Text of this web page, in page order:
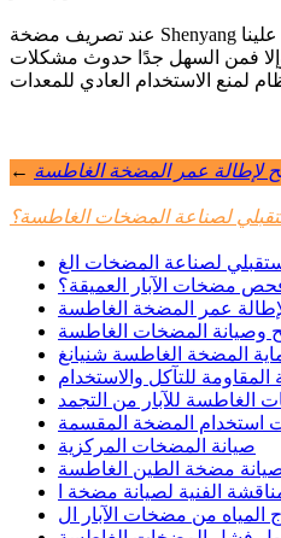
عند تصريف مضخة Shenyang الغاطسة للآبار العميقة ، يجب علينا
وإلا فمن السهل جدًا حدوث مشكلات
← لإطالة عمر المضخة الغاطسة
لصناعة المضخات الغاطسة؟
مضخات الآبار العميقة؟
عمر المضخة الغاطسة
وصيانة المضخات الغاطسة
المضخة الغاطسة شنيانغ
الغاطسة للآبار من التجمد
استخدام المضخة المقسمة
صيانة المضخات المركزية
مضخة الطين الغاطسة